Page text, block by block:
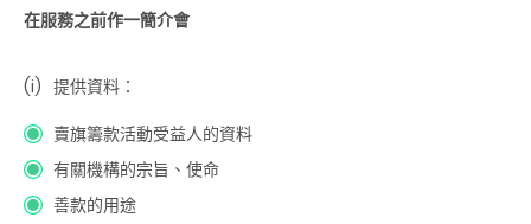
在服務之前作一簡介會
(i) 提供資料：
賣旗籌款活動受益人的資料
有關機構的宗旨、使命
善款的用途